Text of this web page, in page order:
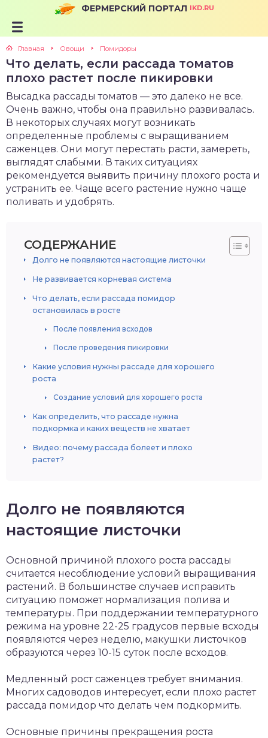
ФЕРМЕРСКИЙ ПОРТАЛ IKD.RU
Главная Овощи Помидоры
Что делать, если рассада томатов
плохо растет после пикировки
Высадка рассады томатов — это далеко не все.
Очень важно, чтобы она правильно развивалась.
В некоторых случаях могут возникать
определенные проблемы с выращиванием
саженцев. Они могут перестать расти, замереть,
выглядят слабыми. В таких ситуациях
рекомендуется выявить причину плохого роста и
устранить ее. Чаще всего растение нужно чаще
поливать и удобрять.
СОДЕРЖАНИЕ
Долго не появляются настоящие листочки
Не развивается корневая система
Что делать, если рассада помидор
остановилась в росте
После появления всходов
После проведения пикировки
Какие условия нужны рассаде для хорошего
роста
Создание условий для хорошего роста
Как определить, что рассаде нужна
подкормка и каких веществ не хватает
Видео: почему рассада болеет и плохо
растет?
Долго не появляются
настоящие листочки
Основной причиной плохого роста рассады
считается несоблюдение условий выращивания
растений. В большинстве случаев исправить
ситуацию поможет нормализация полива и
температуры. При поддержании температурного
режима на уровне 22-25 градусов первые всходы
появляются через неделю, макушки листочков
образуются через 10-15 суток после всходов.
Медленный рост саженцев требует внимания.
Многих садоводов интересует, если плохо растет
рассада помидор что делать чем подкормить.
Основные причины прекращения роста